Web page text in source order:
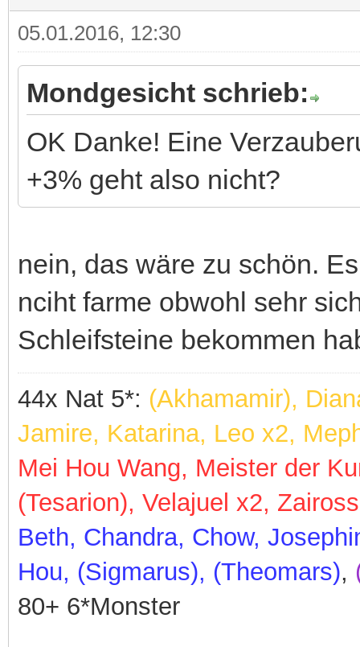
05.01.2016, 12:30
Mondgesicht schrieb:
OK Danke! Eine
+3% geht also nicht?
nein, das wäre zu schön.
nciht farme obwohl sehr
Schleifsteine bekommen
44x Nat 5*: (Akhamamir),
Jamire, Katarina, Leo x2,
Mei Hou Wang, Meister der
(Tesarion), Velajuel x2, Zaiross
Beth, Chandra, Chow,
Hou, (Sigmarus), (Theomars),
80+ 6*Monster